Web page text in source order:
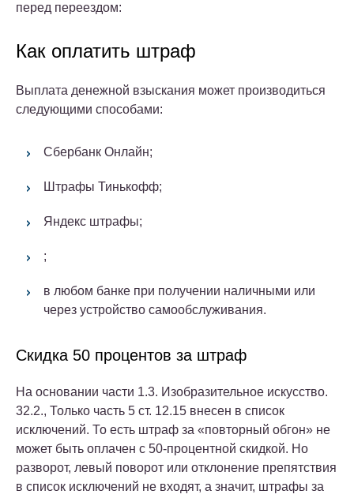
перед переездом:
Как оплатить штраф
Выплата денежной взыскания может производиться
следующими способами:
Сбербанк Онлайн;
Штрафы Тинькофф;
Яндекс штрафы;
;
в любом банке при получении наличными или
через устройство самообслуживания.
Скидка 50 процентов за штраф
На основании части 1.3. Изобразительное искусство.
32.2., Только часть 5 ст. 12.15 внесен в список
исключений. То есть штраф за «повторный обгон» не
может быть оплачен с 50-процентной скидкой. Но
разворот, левый поворот или отклонение препятствия
в список исключений не входят, а значит, штрафы за